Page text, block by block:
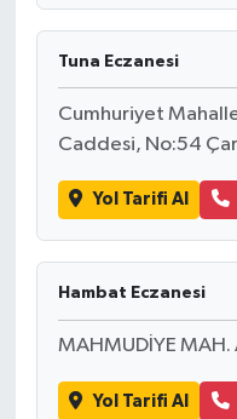
Tuna Eczanesi
Cumhuriyet
Caddesi, No:54
Yol Tarifi Al
Hambat Eczanesi
MAHMUDİYE MAH.
Yol Tarifi Al